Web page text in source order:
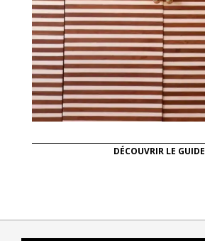
DÉCOUVRIR LE GUIDE